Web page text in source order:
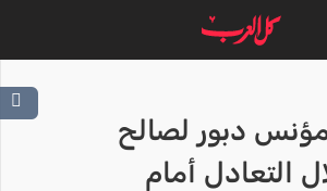
دبور لصالح
التعادل أمام